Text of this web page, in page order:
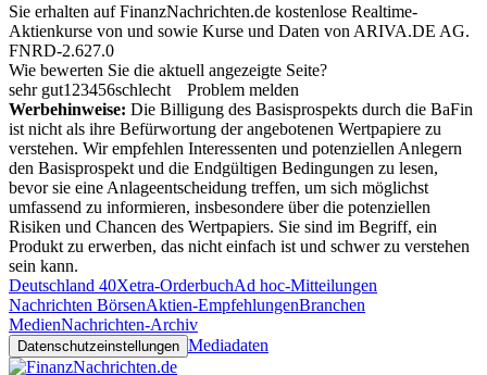
Sie erhalten auf FinanzNachrichten.de kostenlose Realtime-
Aktienkurse von und sowie Kurse und Daten von ARIVA.DE AG.
FNRD-2.627.0
Wie bewerten Sie die aktuell angezeigte Seite?
sehr gut1 23456schlecht
Problem melden
Werbehinweise: Die Billigung des Basisprospekts durch die BaFin
ist nicht als ihre Befürwortung der angebotenen Wertpapiere zu
verstehen. Wir empfehlen Interessenten und potenziellen Anlegern
den Basisprospekt und die Endgültigen Bedingungen zu lesen,
bevor sie eine Anlageentscheidung treffen, um sich möglichst
umfassend zu informieren, insbesondere über die potenziellen
Risiken und Chancen des Wertpapiers. Sie sind im Begriff, ein
Produkt zu erwerben, das nicht einfach ist und schwer zu verstehen
sein kann.
Deutschland 40Xetra-OrderbuchAd hoc-Mitteilungen
Nachrichten BörsenAktien-EmpfehlungenBranchen
MedienNachrichten-Archiv
Datenschutzeinstellungen Mediadaten